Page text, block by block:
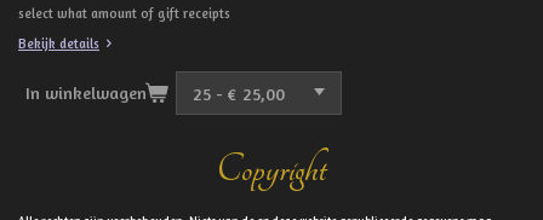
select what amount of gift receipts
Bekijk details
In winkelwagen
Copyright